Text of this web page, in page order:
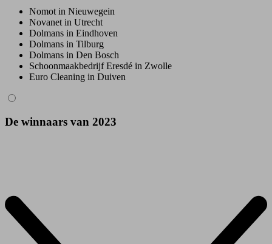
Nomot in Nieuwegein
Novanet in Utrecht
Dolmans in Eindhoven
Dolmans in Tilburg
Dolmans in Den Bosch
Schoonmaakbedrijf Eresdé in Zwolle
Euro Cleaning in Duiven
De winnaars van 2023